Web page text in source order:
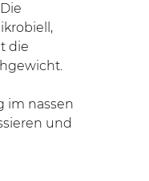
die
im nassen
und